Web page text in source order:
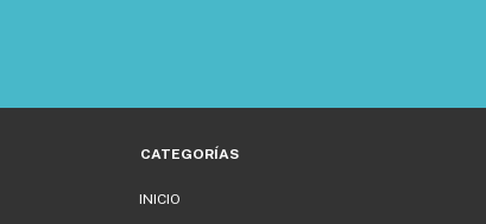
CATEGORÍAS
INICIO